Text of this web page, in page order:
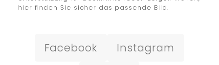
hier finden Sie sicher das passende Bild.
Facebook
Instagram